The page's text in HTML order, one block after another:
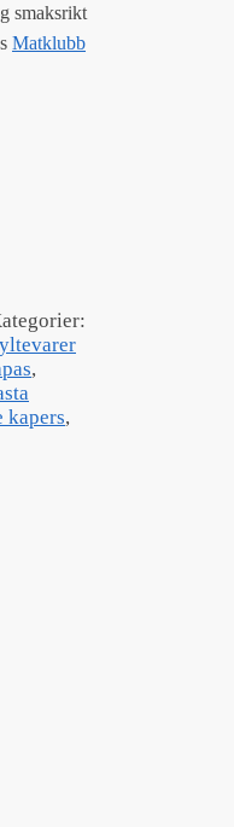
smaksrikt
Matklubb
,
kapers,